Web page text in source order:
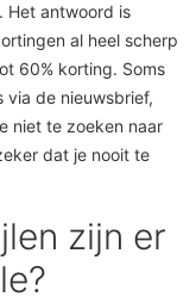
. Het antwoord is
al heel scherp
60% korting. Soms
via de nieuwsbrief,
niet te zoeken naar
dat je nooit te
zijn er